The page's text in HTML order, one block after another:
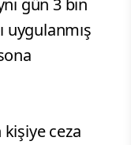
gün 3 bin
uygulanmış
ceza